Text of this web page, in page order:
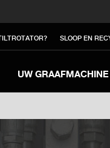
SLOOP EN
UW GRAAFMACHINE
Switch to Poland
to Japan